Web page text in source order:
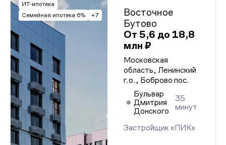
ИТ-ипотека
Семейная ипотека 6%
+7
Восточное
Бутово
От 5,6 до 18,8
млн ₽
Московская
область, Ленинский
г.о., Боброво пос.
Бульвар
Дмитрия
Донского
35
минут
Застройщик «ПИК»